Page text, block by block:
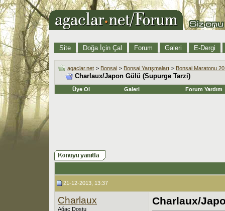
Site Doğa İçin Çal Forum Galeri E-Dergi
agaclar.net > Bonsai > Bonsai Yarışmaları > Bonsai Maratonu
Charlaux/Japon Gülü (Supurge Tarzi)
Üye Ol Galeri Forum Yardım
21-12-2013, 13:37
Charlaux
Ağaç Dostu
Charlaux/